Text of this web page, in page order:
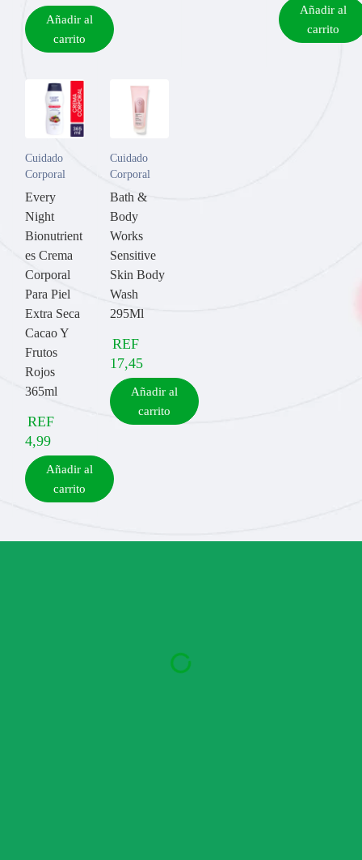
Añadir al
carrito
Añadir al
carrito
Cuidado
Corporal
Every
Night
Bionutrient
es Crema
Corporal
Para Piel
Extra Seca
Cacao Y
Frutos
Rojos
365ml
REF
4,99
Añadir al
carrito
Cuidado
Corporal
Bath &
Body
Works
Sensitive
Skin Body
Wash
295Ml
REF
17,45
Añadir al
carrito